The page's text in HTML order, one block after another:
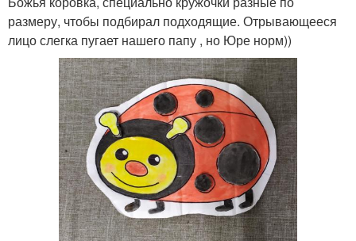
размеру, чтобы подбирал подходящие. Отрывающееся
лицо слегка пугает нашего папу , но Юре норм))